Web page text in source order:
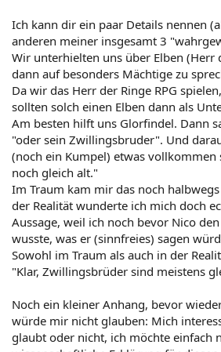
Ich kann dir ein paar Details nennen
anderen meiner insgesamt 3
Wir unterhielten uns über Elben (Herr
dann auf besonders Mächtige zu
Da wir das Herr der Ringe RPG
sollten solch einen Elben dann als
Am besten hilft uns Glorfindel. Dann
"oder sein Zwillingsbruder". Und
(noch ein Kumpel) etwas vollkommen
noch gleich alt."
Im Traum kam mir das noch
der Realität wunderte ich mich doch
Aussage, weil ich noch bevor Nico
wusste, was er (sinnfreies) sagen
Sowohl im Traum als auch in der
"Klar, Zwillingsbrüder sind meistens
Noch ein kleiner Anhang, bevor
würde mir nicht glauben: Mich
glaubt oder nicht, ich möchte einfach